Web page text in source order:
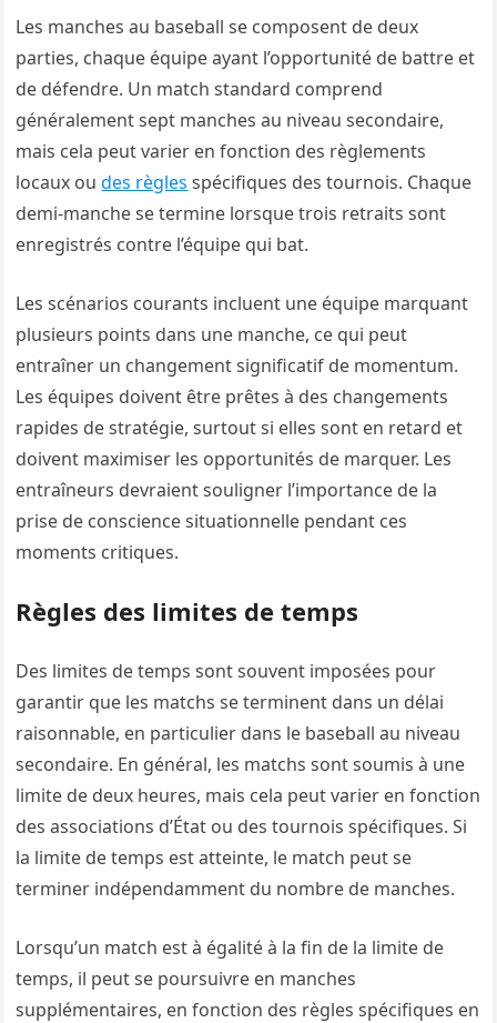
Les manches au baseball se composent de deux
parties, chaque équipe ayant l’opportunité de battre et
de défendre. Un match standard comprend
généralement sept manches au niveau secondaire,
mais cela peut varier en fonction des règlements
locaux oudes règles spécifiques des tournois. Chaque
demi-manche se termine lorsque trois retraits sont
enregistrés contre l’équipe qui bat.
Les scénarios courants incluent une équipe marquant
plusieurs points dans une manche, ce qui peut
entraîner un changement significatif de momentum.
Les équipes doivent être prêtes à des changements
rapides de stratégie, surtout si elles sont en retard et
doivent maximiser les opportunités de marquer. Les
entraîneurs devraient souligner l’importance de la
prise de conscience situationnelle pendant ces
moments critiques.
Règles des limites de temps
Des limites de temps sont souvent imposées pour
garantir que les matchs se terminent dans un délai
raisonnable, en particulier dans le baseball au niveau
secondaire. En général, les matchs sont soumis à une
limite de deux heures, mais cela peut varier en fonction
des associations d’État ou des tournois spécifiques. Si
la limite de temps est atteinte, le match peut se
terminer indépendamment du nombre de manches.
Lorsqu’un match est à égalité à la fin de la limite de
temps, il peut se poursuivre en manches
supplémentaires, en fonction des règles spécifiques en